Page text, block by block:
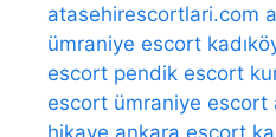
atasehirescortlari.com
ümraniye escort
escort pendik escort
escort ümraniye escort
hikaye ankara escort